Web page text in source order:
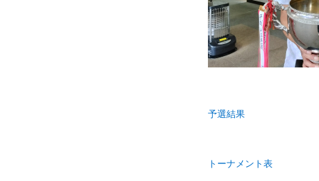
予選結果
トーナメント表